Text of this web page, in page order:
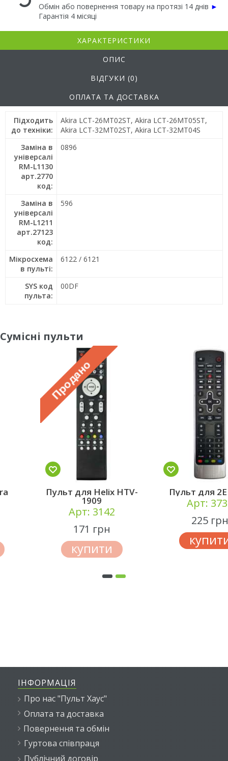
Обмін або повернення товару на протязі 14 днів ►
Гарантія 4 місяці
ХАРАКТЕРИСТИКИ
ОПИС
ВІДГУКИ (0)
ОПЛАТА ТА ДОСТАВКА
Підходить
до техніки:
Akira LCT-26MT02ST, Akira LCT-26MT05ST,
Akira LCT-32MT02ST, Akira LCT-32MT04S
Заміна в
універсалі
RM-L1130
арт.2770
код:
0896
Заміна в
універсалі
RM-L1211
арт.27123
код:
596
Мікросхема
в пульті:
6122 / 6121
SYS код
пульта:
00DF
Сумісні пульти
Пульт для Helix HTV-
1909
Арт: 3142
купити
Пульт для 2E 32D3
Арт: 3730
купити
ІНФОРМАЦІЯ
Про нас "Пульт Хаус"
Оплата та доставка
Повернення та обмін
Гуртова співпраця
Публічний договір